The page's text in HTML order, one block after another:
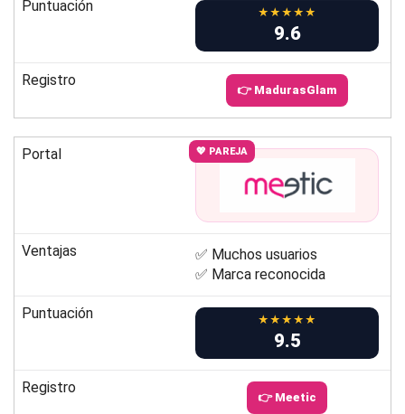
Puntuación ★★★★★
9.6
Registro
👉 MadurasGlam
Portal 💖 PAREJA
Ventajas
✅ Muchos usuarios
✅ Marca reconocida
Puntuación ★★★★★
9.5
Registro
👉 Meetic